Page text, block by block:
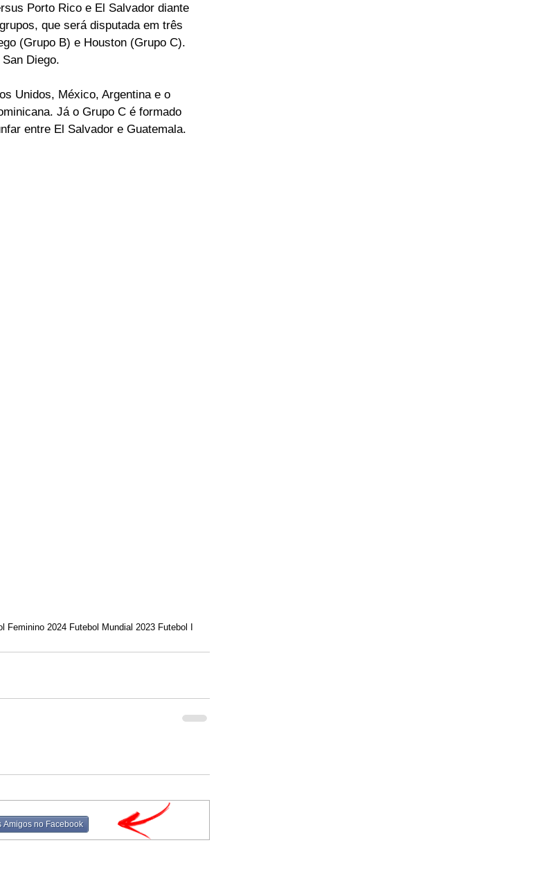
Porto Rico e El Salvador diante
que será disputada em três
(Grupo B) e Houston (Grupo C).
Diego.
Unidos, México, Argentina e o
Já o Grupo C é formado
entre El Salvador e Guatemala.
Feminino 2024 Futebol Mundial 2023 Futebol I
Amigos no Facebook